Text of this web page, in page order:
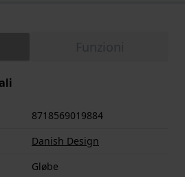
8718569019884
Danish Design
Gløbe